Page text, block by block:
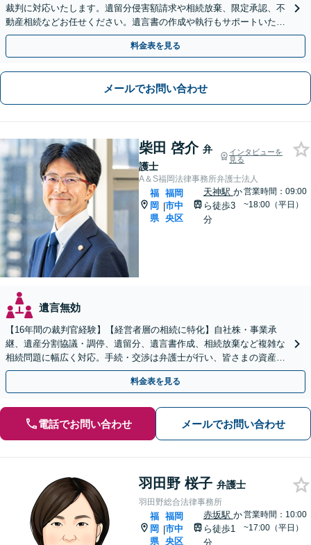
裁判に対応いたします。遺留分侵害額請求や相続放棄、限定承認、不
動産相続などお任せください。遺言書の作成や執行もサポートいたし
ます【博多駅6分】
料金表を見る
メールでお問い合わせ
柴田 啓介 弁
護士
インタビューを
見る
A＆S福岡法律事務所弁護士法人
福
岡
県
|
福岡
市中
央区
天神駅 か
ら徒歩3
分
営業時間：09:00
~18:00（平日）
遺言無効
【16年間の裁判官経験】【経営者層の相続に特化】自社株・事業承
継、遺産分割協議・調停、遺留分、遺言書作成、相続放棄など複雑な
相続問題に幅広く対応。手続・交渉は弁護士が行い、皆さまの資産と
会社、ご家族の安心を守ります。
料金表を見る
電話でお問い合わせ メールでお問い合わせ
羽田野 桜子 弁護士
羽田野総合法律事務所
福
岡
県
|
福岡
市中
央区
赤坂駅 か
ら徒歩1
分
営業時間：10:00
~17:00（平日）